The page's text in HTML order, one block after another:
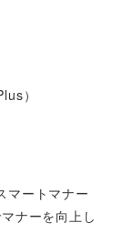
）
マートマナー
ナーを向上し